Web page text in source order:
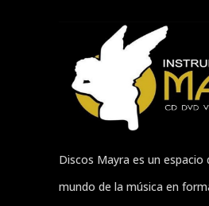
Discos Mayra es un espacio
mundo de la música en